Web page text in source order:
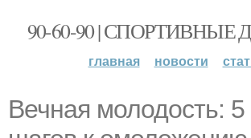
90-60-90 |
главная новости
Вечная молодость: